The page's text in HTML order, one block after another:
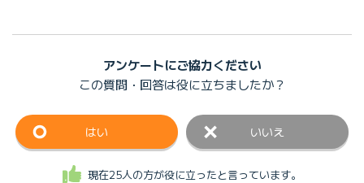
アンケートにご協力ください
この質問・回答は役に立ちましたか？
はい いいえ
現在25人の方が役に立ったと言っています。